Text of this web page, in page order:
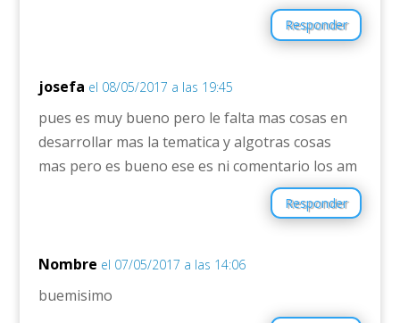
Responder
josefa el 08/05/2017 a las 19:45
pues es muy bueno pero le falta mas cosas en
desarrollar mas la tematica y algotras cosas
mas pero es bueno ese es ni comentario los am
Responder
Nombre el 07/05/2017 a las 14:06
buemisimo